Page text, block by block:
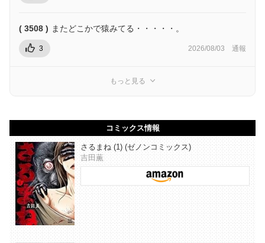
( 3508 ) またどこかで猿みてる・・・・・。
3 2026/08/03 通報
もっと見る
コミックス情報
さるまね (1) (ゼノンコミックス)
吉田薫